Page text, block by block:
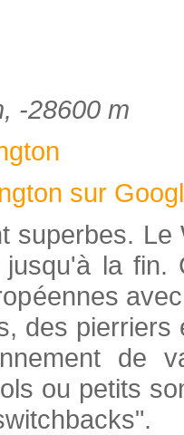
-28600 m
sur
superbes.
la
des
de
ou petits